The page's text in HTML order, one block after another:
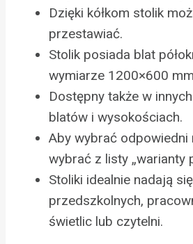
Dzięki kółkom stolik
przestawiać.
Stolik posiada blat
wymiarze 1200×600
Dostępny także w
blatów i wysokościach.
Aby wybrać
wybrać z listy „warianty
Stoliki idealnie nadają
przedszkolnych,
świetlic lub czytelni.